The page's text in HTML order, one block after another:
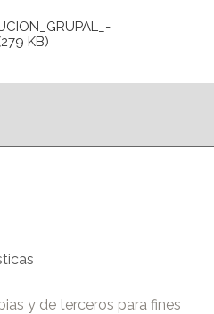
KB)
de Ciudad Real. Todos los
y de terceros para fines